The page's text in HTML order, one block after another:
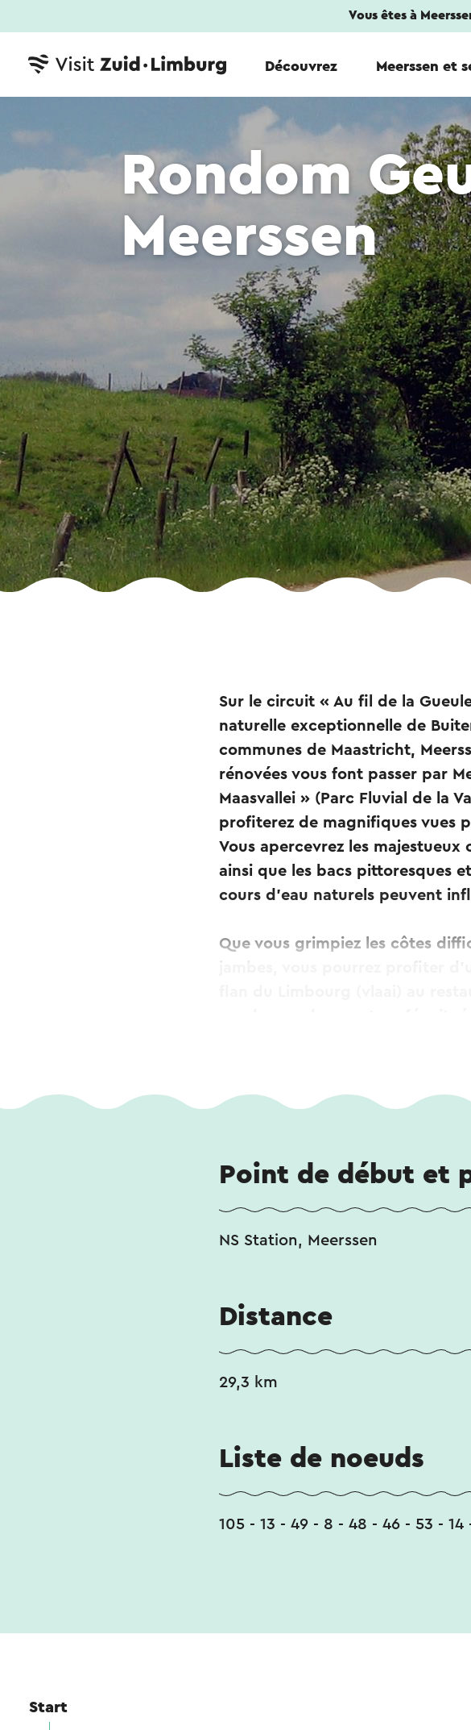
Vous êtes à
Découvrez Meerssen et
Rondom
Meerssen
Sur le circuit « Au fil de la
naturelle exceptionnelle de
communes de Maastricht,
rénovées vous font passer par
Maasvallei » (Parc Fluvial de la
profiterez de magnifiques vues
Vous apercevrez les majestueux
ainsi que les bacs pittoresques
cours d'eau naturels peuvent
Que vous grimpiez les côtes
nombreux charmants cafés
Point de début et
NS Station, Meerssen
Distance
29,3 km
Liste de noeuds
105 - 13 - 49 - 8 - 48 - 46 - 53 - 14
Start